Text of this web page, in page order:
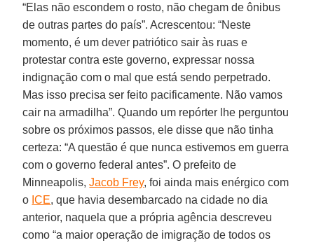
“Elas não escondem o rosto, não chegam de ônibus
de outras partes do país”. Acrescentou: “Neste
momento, é um dever patriótico sair às ruas e
protestar contra este governo, expressar nossa
indignação com o mal que está sendo perpetrado.
Mas isso precisa ser feito pacificamente. Não vamos
cair na armadilha”. Quando um repórter lhe perguntou
sobre os próximos passos, ele disse que não tinha
certeza: “A questão é que nunca estivemos em guerra
com o governo federal antes”. O prefeito de
Minneapolis,Jacob Frey, foi ainda mais enérgico com
o ICE, que havia desembarcado na cidade no dia
anterior, naquela que a própria agência descreveu
como “a maior operação de imigração de todos os